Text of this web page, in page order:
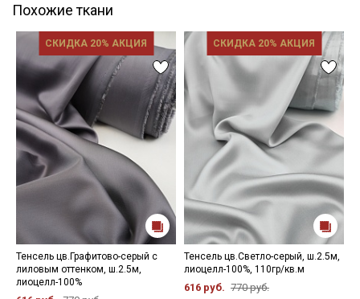
Похожие ткани
СКИДКА 20% АКЦИЯ
Тенсель цв.Графитово-серый с
лиловым оттенком, ш.2.5м,
лиоцелл-100%
СКИДКА 20% АКЦИЯ
Тенсель цв.Светло-серый, ш.2.5м,
лиоцелл-100%, 110гр/кв.м
616 руб. 770 руб.